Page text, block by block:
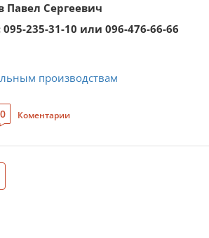
Павел Сергеевич
235-31-10 или 096-476-66-66
производствам
0 Коментарии